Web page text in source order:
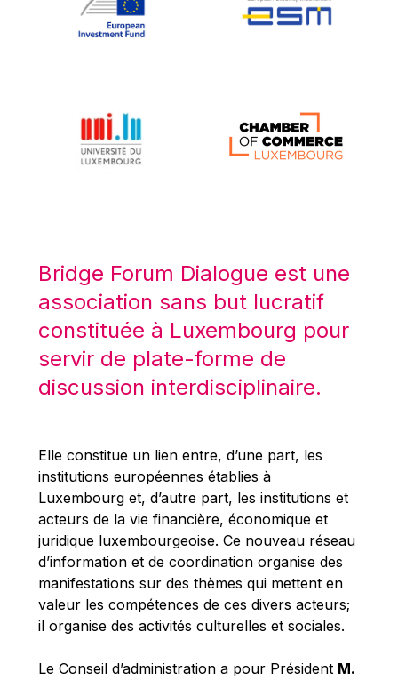
Koen LENAERTS
Lars Heikensten
Lucas Papademos
Máire Geoghegan-Quinn
Mario Centeno
Mario Monti
Maroš ŠEFČOVIČ
Martin Bailey
Martine Reicherts
Michael Sohlman
Michel Goedert
Mireille Delmas-Marty
Nobuo Tanaka
Otmar Issing
Paolo Mengozzi
Paschal Donohoe
Pat Cox
Bridge Forum Dialogue est une
association sans but lucratif
constituée à Luxembourg pour
servir de plate-forme de
discussion interdisciplinaire.
Elle constitue un lien entre, d’une part, les
institutions européennes établies à
Luxembourg et, d’autre part, les institutions et
acteurs de la vie financière, économique et
juridique luxembourgeoise. Ce nouveau réseau
d’information et de coordination organise des
manifestations sur des thèmes qui mettent en
valeur les compétences de ces divers acteurs;
il organise des activités culturelles et sociales.
Le Conseil d’administration a pour Président M.